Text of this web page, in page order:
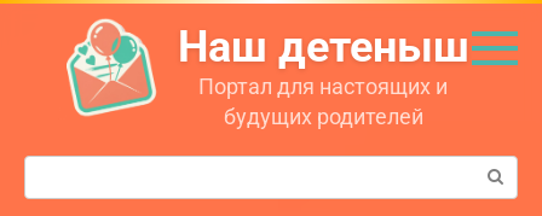
Перейти
контенту
Наш детеныш
Портал для настоящих и
будущих родителей
Поиск: